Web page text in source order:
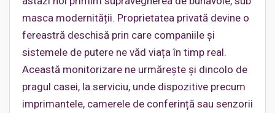
masca modernității. Proprietatea privată devine o
fereastră deschisă prin care companiile și
sistemele de putere ne văd viața în timp real.
Această monitorizare ne urmărește și dincolo de
pragul casei, la serviciu, unde dispozitive precum
imprimantele, camerele de conferință sau senzorii